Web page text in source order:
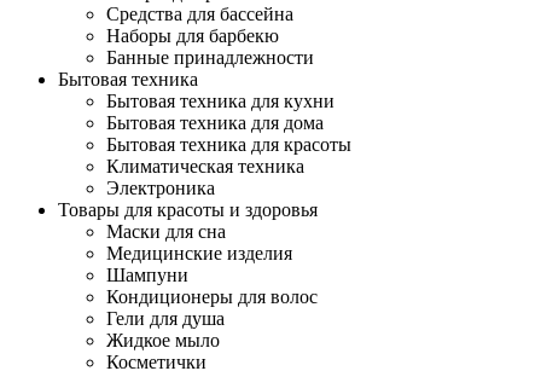
Средства для бассейна
Наборы для барбекю
Банные принадлежности
Бытовая техника
Бытовая техника для кухни
Бытовая техника для дома
Бытовая техника для красоты
Климатическая техника
Электроника
Товары для красоты и здоровья
Маски для сна
Медицинские изделия
Шампуни
Кондиционеры для волос
Гели для душа
Жидкое мыло
Косметички